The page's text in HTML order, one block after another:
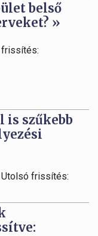
belső
»
frissítés:
is szűkebb
Utolsó frissítés: